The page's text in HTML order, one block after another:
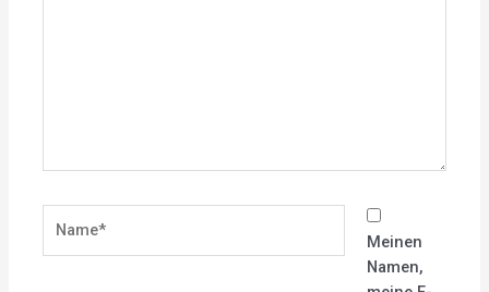
Meinen
Namen,